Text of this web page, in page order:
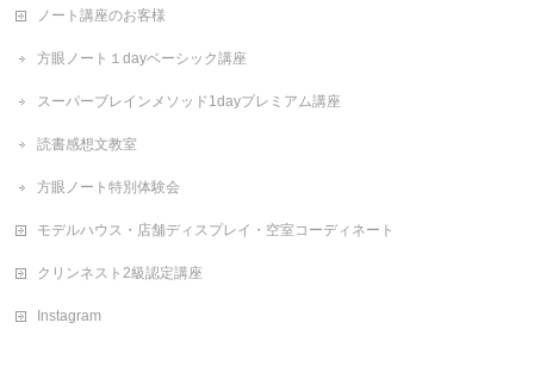
ノート講座のお客様
方眼ノート１dayベーシック講座
スーパーブレインメソッド1dayプレミアム講座
読書感想文教室
方眼ノート特別体験会
モデルハウス・店舗ディスプレイ・空室コーディネート
クリンネスト2級認定講座
Instagram